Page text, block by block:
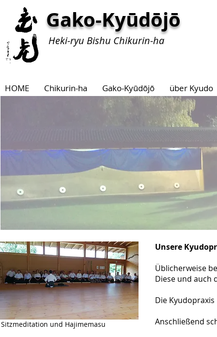
Gako-Kyūdōjō
Heki-ryu Bishu Chikurin-ha
HOME Chikurin-ha Gako-Kyūdōjō über Kyudo
Sitzmeditation und Hajimemasu
Unsere
Üblicherweise
Diese und auch
Die
Anschließend